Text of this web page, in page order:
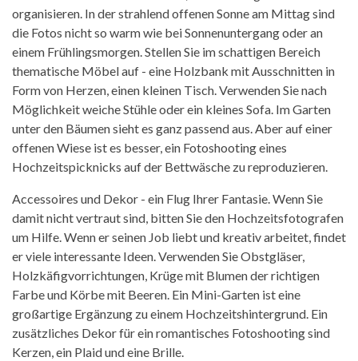
organisieren. In der strahlend offenen Sonne am Mittag sind
die Fotos nicht so warm wie bei Sonnenuntergang oder an
einem Frühlingsmorgen. Stellen Sie im schattigen Bereich
thematische Möbel auf - eine Holzbank mit Ausschnitten in
Form von Herzen, einen kleinen Tisch. Verwenden Sie nach
Möglichkeit weiche Stühle oder ein kleines Sofa. Im Garten
unter den Bäumen sieht es ganz passend aus. Aber auf einer
offenen Wiese ist es besser, ein Fotoshooting eines
Hochzeitspicknicks auf der Bettwäsche zu reproduzieren.
Accessoires und Dekor - ein Flug Ihrer Fantasie. Wenn Sie
damit nicht vertraut sind, bitten Sie den Hochzeitsfotografen
um Hilfe. Wenn er seinen Job liebt und kreativ arbeitet, findet
er viele interessante Ideen. Verwenden Sie Obstgläser,
Holzkäfigvorrichtungen, Krüge mit Blumen der richtigen
Farbe und Körbe mit Beeren. Ein Mini-Garten ist eine
großartige Ergänzung zu einem Hochzeitshintergrund. Ein
zusätzliches Dekor für ein romantisches Fotoshooting sind
Kerzen, ein Plaid und eine Brille.